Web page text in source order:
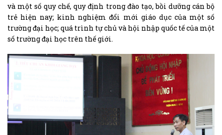
và một số quy chế, quy định trong đào tạo, bồi dưỡng cán bộ
trẻ hiện nay; kinh nghiệm đổi mới giáo dục của một số
trường đại học; quá trình tự chủ và hội nhập quốc tế của một
số trường đại học trên thế giới.